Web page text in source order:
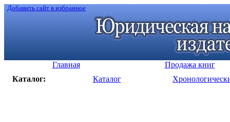
Добавить сайт в избранное
Главная
Продажа книг
Каталог:
Каталог